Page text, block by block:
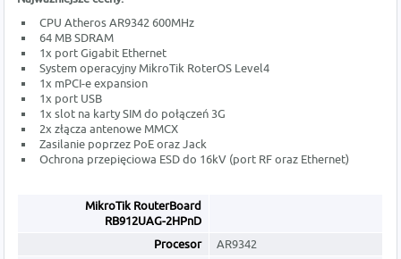
CPU Atheros AR9342 600MHz
64 MB SDRAM
1x port Gigabit Ethernet
System operacyjny MikroTik RoterOS Level4
1x mPCI-e expansion
1x port USB
1x slot na karty SIM do połączeń 3G
2x złącza antenowe MMCX
Zasilanie poprzez PoE oraz Jack
Ochrona przepięciowa ESD do 16kV (port RF oraz Ethernet)
MikroTik RouterBoard
RB912UAG-2HPnD
Procesor
AR9342